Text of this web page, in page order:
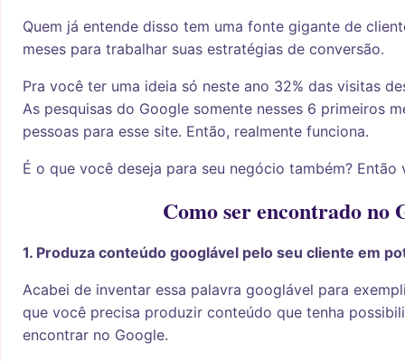
Quem já entende disso tem uma fonte gigante de
meses para trabalhar suas estratégias de conversão.
Pra você ter uma ideia só neste ano 32% das visitas
As pesquisas do Google somente nesses 6 primeiros
pessoas para esse site. Então, realmente funciona.
É o que você deseja para seu negócio também? Então
Como ser encontrado no
1. Produza conteúdo googlável pelo seu cliente em
Acabei de inventar essa palavra googlável para
que você precisa produzir conteúdo que tenha
encontrar no Google.